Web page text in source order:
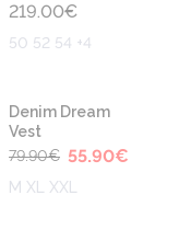
219.00€
50 52 54 +4
-30%
Denim Dream
Vest
79.90€ 55.90€
M XL XXL